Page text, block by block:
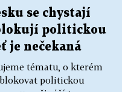
se chystají
politickou
je nečekaná
tématu, o kterém
politickou